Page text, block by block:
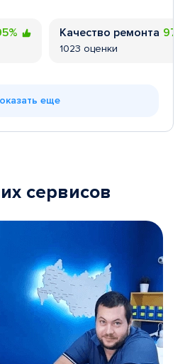
Качество ремонта
1023 оценки
еще
сервисов